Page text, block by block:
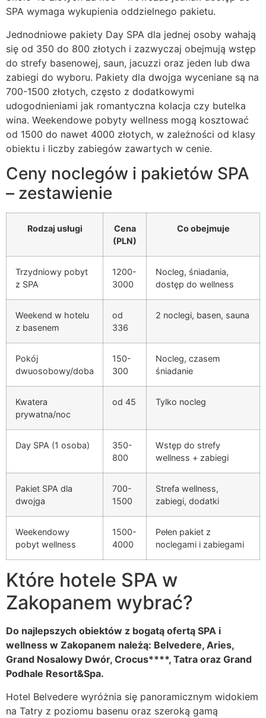
SPA wymaga wykupienia oddzielnego pakietu.
Jednodniowe pakiety Day SPA dla jednej osoby wahają
się od 350 do 800 złotych i zazwyczaj obejmują wstęp
do strefy basenowej, saun, jacuzzi oraz jeden lub dwa
zabiegi do wyboru. Pakiety dla dwojga wyceniane są na
700-1500 złotych, często z dodatkowymi
udogodnieniami jak romantyczna kolacja czy butelka
wina. Weekendowe pobyty wellness mogą kosztować
od 1500 do nawet 4000 złotych, w zależności od klasy
obiektu i liczby zabiegów zawartych w cenie.
Ceny noclegów i pakietów SPA
– zestawienie
Rodzaj usługi
Cena
(PLN)
Co obejmuje
Trzydniowy pobyt
z SPA
1200-
3000
Nocleg, śniadania,
dostęp do wellness
Weekend w hotelu
z basenem
od
336
2 noclegi, basen, sauna
Pokój
dwuosobowy/doba
150-
300
Nocleg, czasem
śniadanie
Kwatera
prywatna/noc
od 45 Tylko nocleg
Day SPA (1 osoba)
350-
800
Wstęp do strefy
wellness + zabiegi
Pakiet SPA dla
dwojga
700-
1500
Strefa wellness,
zabiegi, dodatki
Weekendowy
pobyt wellness
1500-
4000
Pełen pakiet z
noclegami i zabiegami
Które hotele SPA w
Zakopanem wybrać?
Do najlepszych obiektów z bogatą ofertą SPA i
wellness w Zakopanem należą: Belvedere, Aries,
Grand Nosalowy Dwór, Crocus****, Tatra oraz Grand
Podhale Resort&Spa.
Hotel Belvedere wyróżnia się panoramicznym widokiem
na Tatry z poziomu basenu oraz szeroką gamą